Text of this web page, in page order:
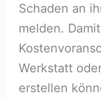
Schaden an
melden.
Werkstatt
erstellen